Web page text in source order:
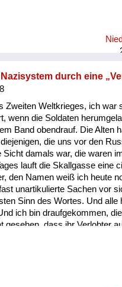
und „Kommandatura“. Und
Fällen Minuten nachher ist ein
durch eine
Zweiten Weltkrieges, ich war
wenn die Soldaten
Band obendrauf. Die Alten
die uns vor den
Sicht damals war, die waren
lauft die Skallgasse eine
den Namen weiß ich heute
unartikulierte Sachen vor
Sinn des Wortes. Und alle
ich bin draufgekommen,
gesehen, dass ihr Verlobter